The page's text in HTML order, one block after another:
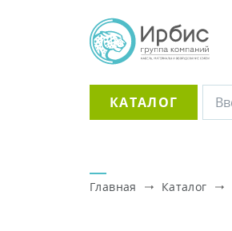
КАТАЛОГ
Главная Каталог